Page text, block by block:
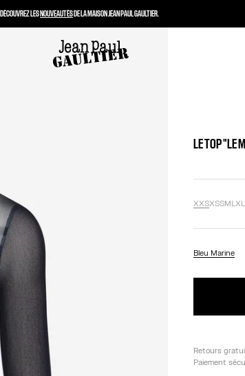
LE TOP "LE
XXSXSSMLXL
Bleu Marine
Retours
Paiement
DÉCOUVREZ LESNOUVEAUTÉSDE LA MAISON JEAN PAUL GAULTIER.